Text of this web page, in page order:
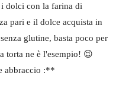
dolci con la farina di
pari e il dolce acquista in
glutine, basta poco per
torta ne è l'esempio! 😉
abbraccio :**